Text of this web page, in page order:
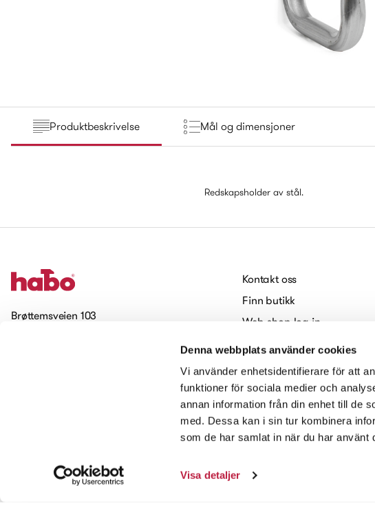
Denna webbplats använder cookies
Vi använder enhetsidentifierare för att
funktioner för sociala medier och
annan information från din enhet till de
med. Dessa kan i sin tur kombinera
som de har samlat in när du har använt
Visa detaljer
Produktbeskrivelse Mål og dimensjoner
Redskapsholder av stål.
Brøttemsveien 103
Kontakt oss
Finn butikk
Web-shop log in
Jobbe hos Habo
Cookies
Tilgjengelighetserklæring